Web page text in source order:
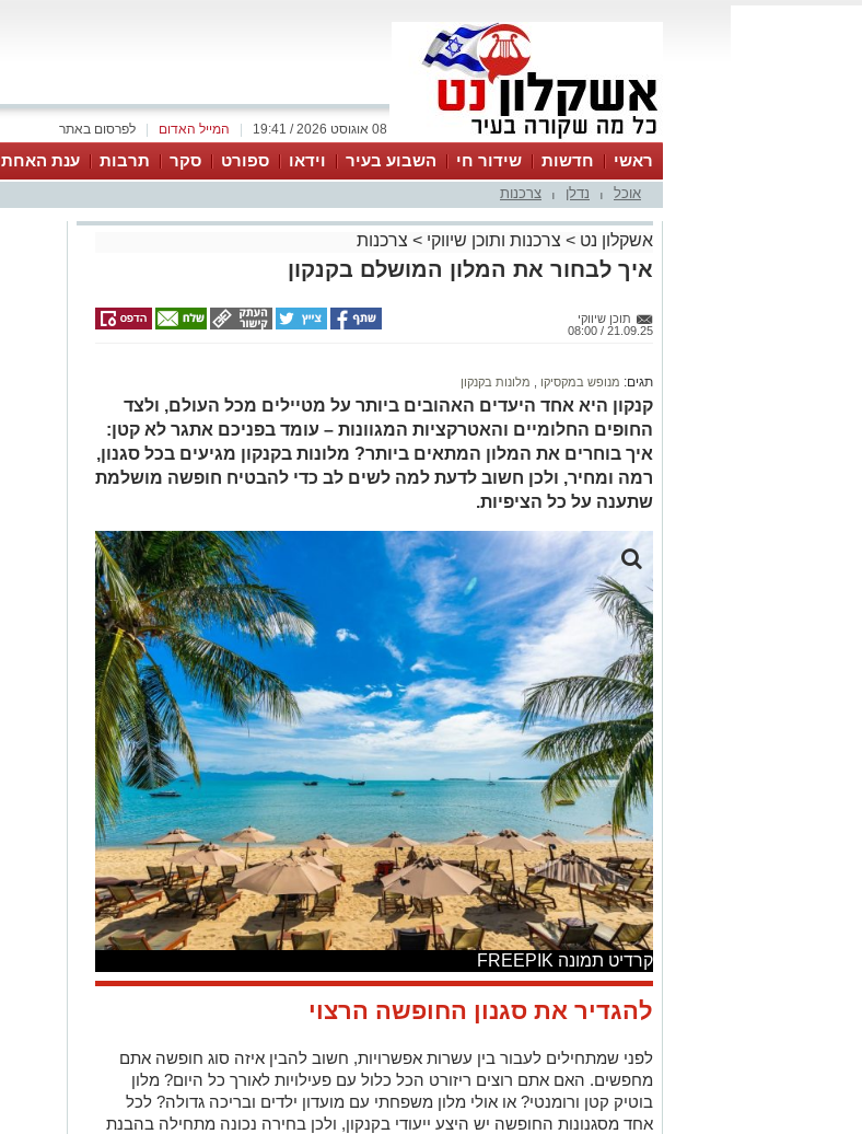
לפרסום באתר המייל האדום 08 אוגוסט 2026 / 19:41
ראשי חדשות שידור חי השבוע בעיר וידאו ספורט סקר תרבות ענת האחת
אוכל נדלן צרכנות
אשקלון נט > צרכנות ותוכן שיווקי > צרכנות
איך לבחור את המלון המושלם בקנקון
תוכן שיווקי
21.09.25 / 08:00
תגים: מנופש במקסיקו מלונות בקנקון
קנקון היא אחד היעדים האהובים ביותר על מטיילים מכל העולם, ולצד
החופים החלומיים והאטרקציות המגוונות – עומד בפניכם אתגר לא קטן:
איך בוחרים את המלון המתאים ביותר? מלונות בקנקון מגיעים בכל סגנון,
רמה ומחיר, ולכן חשוב לדעת למה לשים לב כדי להבטיח חופשה מושלמת
שתענה על כל הציפיות.
קרדיט תמונה FREEPIK
להגדיר את סגנון החופשה הרצוי
לפני שמתחילים לעבור בין עשרות אפשרויות, חשוב להבין איזה סוג חופשה אתם
מחפשים. האם אתם רוצים ריזורט הכל כלול עם פעילויות לאורך כל היום? מלון
בוטיק קטן ורומנטי? או אולי מלון משפחתי עם מועדון ילדים ובריכה גדולה? לכל
אחד מסגנונות החופשה יש היצע ייעודי בקנקון, ולכן בחירה נכונה מתחילה בהבנת